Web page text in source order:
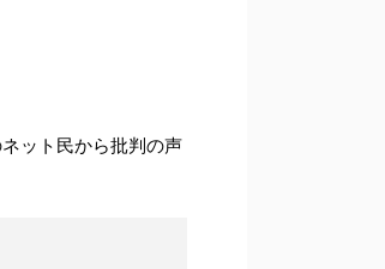
ット民から批判の声